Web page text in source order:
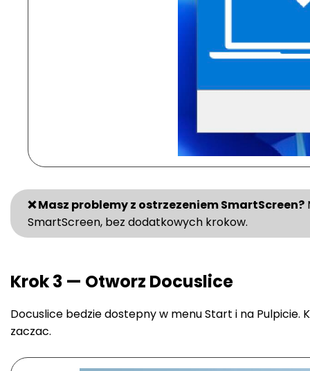
❌ Masz problemy z ostrzezeniem SmartScreen?
SmartScreen, bez dodatkowych krokow.
Krok 3 — Otworz Docuslice
Docuslice bedzie dostepny w menu Start i na Pulpicie.
zaczac.